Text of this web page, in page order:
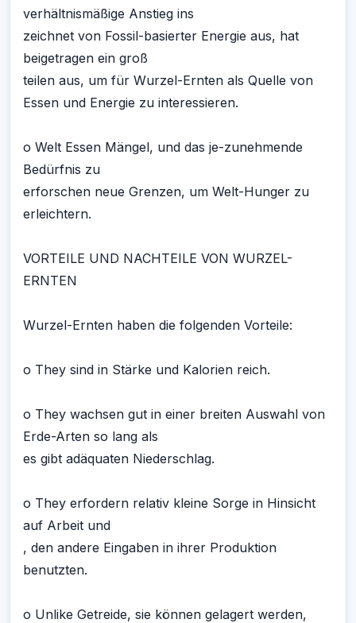
verhältnismäßige Anstieg ins
zeichnet von Fossil-basierter Energie aus, hat
beigetragen ein groß
teilen aus, um für Wurzel-Ernten als Quelle von
Essen und Energie zu interessieren.
o Welt Essen Mängel, und das je-zunehmende
Bedürfnis zu
erforschen neue Grenzen, um Welt-Hunger zu
erleichtern.
VORTEILE UND NACHTEILE VON WURZEL-
ERNTEN
Wurzel-Ernten haben die folgenden Vorteile:
o They sind in Stärke und Kalorien reich.
o They wachsen gut in einer breiten Auswahl von
Erde-Arten so lang als
es gibt adäquaten Niederschlag.
o They erfordern relativ kleine Sorge in Hinsicht
auf Arbeit und
, den andere Eingaben in ihrer Produktion
benutzten.
o Unlike Getreide, sie können gelagert werden,